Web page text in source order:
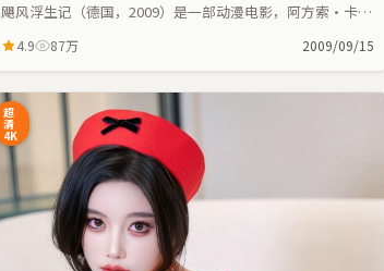
飓风浮生记（德国，2009）是一部动漫电影，阿方索·卡隆
织，节奏紧凑。
4.9 87万 2009/09/15
超
清
4K